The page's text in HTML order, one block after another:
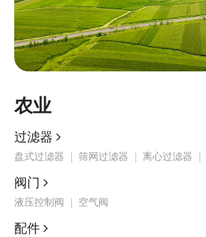
农业
过滤器 
盘式过滤器 | 筛网过滤器 | 离心过滤器 |
阀门 
液压控制阀 | 空气阀
配件 